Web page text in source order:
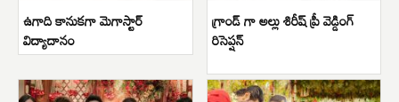
ఉగాది కానుకగా మెగాస్టార్
విద్యాదానం
గ్రాండ్ గా అల్లు శిరీష్ ప్రీ వెడ్డింగ్
రిసెప్షన్